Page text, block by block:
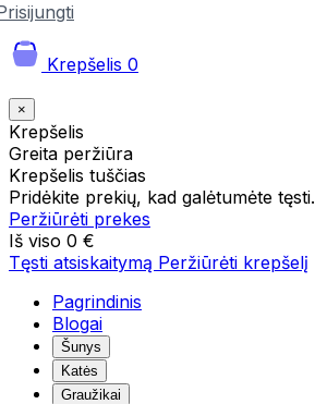
Krepšelis 0
×
Krepšelis
Greita peržiūra
Krepšelis tuščias
Pridėkite prekių, kad galėtumėte tęsti.
Peržiūrėti prekes
Iš viso 0 €
Tęsti atsiskaitymą Peržiūrėti krepšelį
Pagrindinis
Blogai
Šunys
Katės
Graužikai